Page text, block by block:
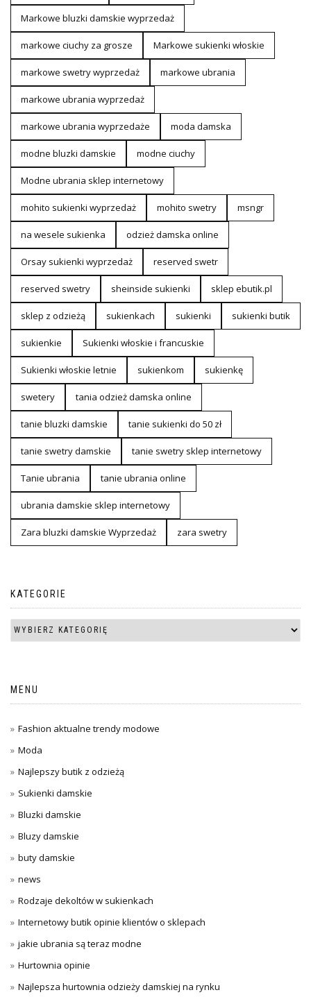
Markowe bluzki damskie wyprzedaż
markowe ciuchy za grosze Markowe sukienki włoskie
markowe swetry wyprzedaż markowe ubrania
markowe ubrania wyprzedaż
markowe ubrania wyprzedaże moda damska
modne bluzki damskie modne ciuchy
Modne ubrania sklep internetowy
mohito sukienki wyprzedaż mohito swetry msngr
na wesele sukienka odzież damska online
Orsay sukienki wyprzedaż reserved swetr
reserved swetry sheinside sukienki sklep ebutik.pl
sklep z odzieżą sukienkach sukienki sukienki butik
sukienkie Sukienki włoskie i francuskie
Sukienki włoskie letnie sukienkom sukienkę
swetery tania odzież damska online
tanie bluzki damskie tanie sukienki do 50 zł
tanie swetry damskie tanie swetry sklep internetowy
Tanie ubrania tanie ubrania online
ubrania damskie sklep internetowy
Zara bluzki damskie Wyprzedaż zara swetry
KATEGORIE
MENU
Fashion aktualne trendy modowe
Moda
Najlepszy butik z odzieżą
Sukienki damskie
Bluzki damskie
Bluzy damskie
buty damskie
news
Rodzaje dekoltów w sukienkach
Internetowy butik opinie klientów o sklepach
jakie ubrania są teraz modne
Hurtownia opinie
Najlepsza hurtownia odzieży damskiej na rynku